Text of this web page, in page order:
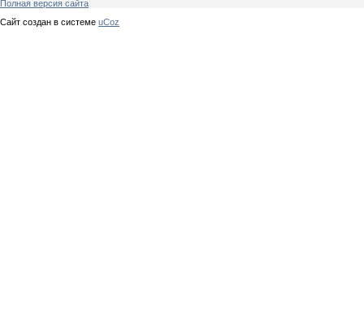
Полная версия сайта
Сайт создан в системе uCoz